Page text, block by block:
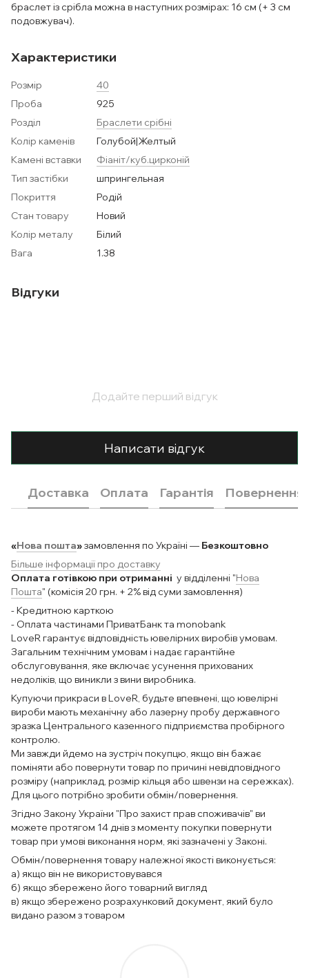
браслет із срібла можна в наступних розмірах: 16 см (+ 3 см
подовжувач).
Характеристики
Розмір
40
Проба
925
Розділ
Браслети срібні
Колір каменів
Голубой|Желтый
Камені вставки
Фіаніт/куб.цирконій
Тип застібки
шпрингельная
Покриття
Родій
Стан товару
Новий
Колір металу
Білий
Вага
1.38
Відгуки
Додайте перший відгук
Написати відгук
Доставка Оплата Гарантія Повернення
«Нова пошта»замовлення по Україні — Безкоштовно
Більше інформації про доставку
Оплата готівкою при отриманні у відділенні "Нова
Пошта" (комісія 20 грн. + 2% від суми замовлення)
- Кредитною карткою
- Оплата частинами ПриватБанк та monobank
LoveR гарантує відповідність ювелірних виробів умовам.
Загальним технічним умовам і надає гарантійне
обслуговування, яке включає усунення прихованих
недоліків, що виникли з вини виробника.
Купуючи прикраси в LoveR, будьте впевнені, що ювелірні
вироби мають механічну або лазерну пробу державного
зразка Центрального казенного підприємства пробірного
контролю.
Ми завжди йдемо на зустріч покупцю, якщо він бажає
поміняти або повернути товар по причині невідповідного
розміру (наприклад, розмір кільця або швензи на сережках).
Для цього потрібно зробити обмін/повернення.
Згідно Закону України "Про захист прав споживачів" ви
можете протягом 14 днів з моменту покупки повернути
товар при умові виконання норм, які зазначені у Законі.
Обмін/повернення товару належної якості виконується:
а) якщо він не використовувався
б) якщо збережено його товарний вигляд
в) якщо збережено розрахунковий документ, який було
видано разом з товаром